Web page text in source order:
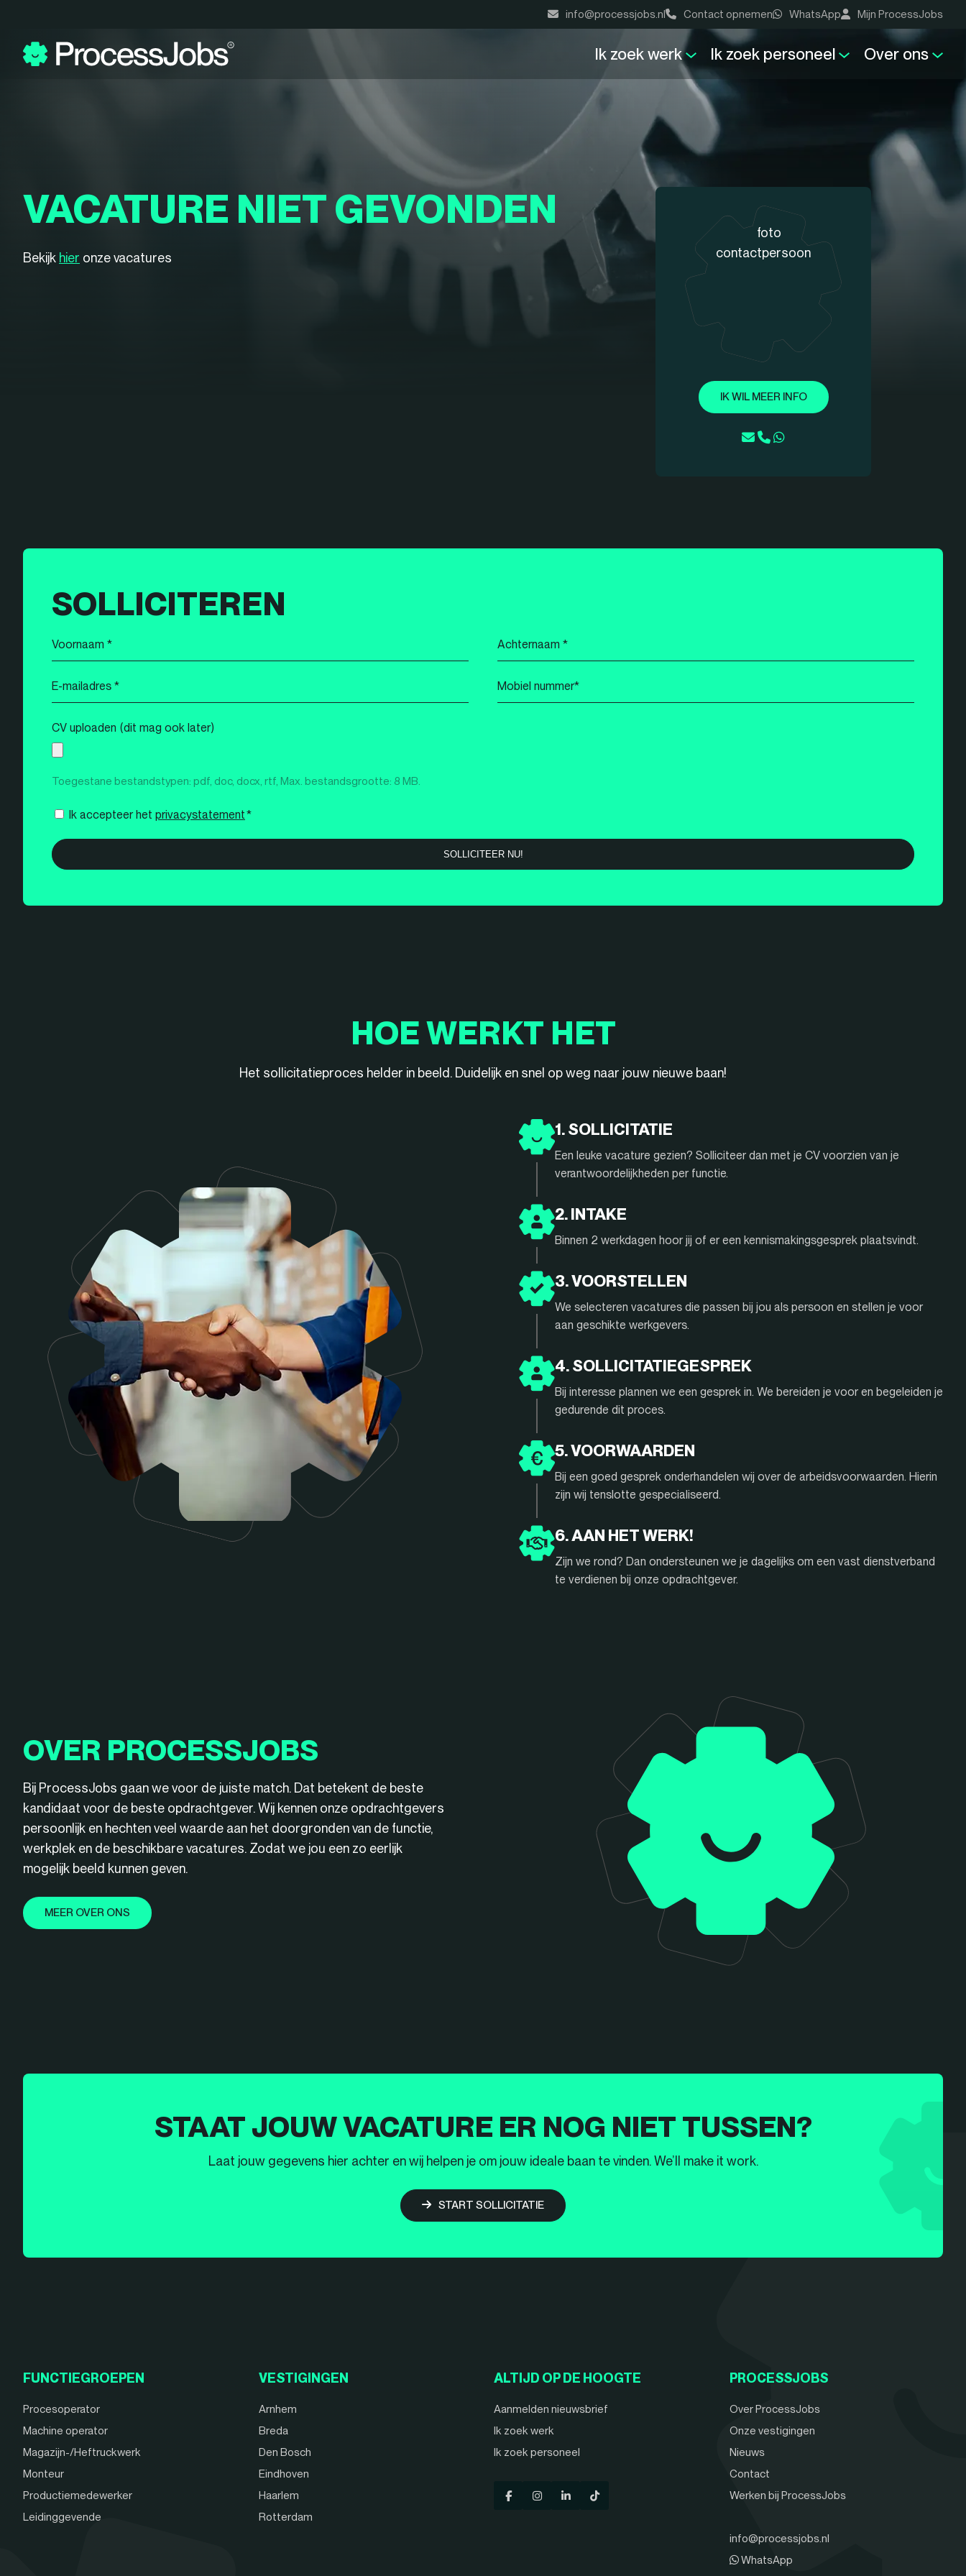
info@processjobs.nl Contact opnemen WhatsApp Mijn ProcessJobs
Ik zoek werk Ik zoek personeel Over ons
VACATURE NIET GEVONDEN
Bekijk hier onze vacatures
IK WIL MEER INFO
SOLLICITEREN
Voornaam
*
Achternaam
*
E-
mailadres
*
Mobiel
nummer
CV uploaden (dit mag ook later)
Toegestane bestandstypen: pdf, doc, docx, rtf, Max. bestandsgrootte: 8 MB.
Instemming
Ik accepteer het privacystatement*
HOE WERKT HET
Het sollicitatieproces helder in beeld. Duidelijk en snel op weg naar jouw nieuwe baan!
1. SOLLICITATIE
Een leuke vacature gezien? Solliciteer dan met je CV voorzien van je
verantwoordelijkheden per functie.
2. INTAKE
Binnen 2 werkdagen hoor jij of er een kennismakingsgesprek plaatsvindt.
3. VOORSTELLEN
We selecteren vacatures die passen bij jou als persoon en stellen je voor
aan geschikte werkgevers.
4. SOLLICITATIEGESPREK
Bij interesse plannen we een gesprek in. We bereiden je voor en begeleiden je
gedurende dit proces.
5. VOORWAARDEN
Bij een goed gesprek onderhandelen wij over de arbeidsvoorwaarden. Hierin
zijn wij tenslotte gespecialiseerd.
6. AAN HET WERK!
Zijn we rond? Dan ondersteunen we je dagelijks om een vast dienstverband
te verdienen bij onze opdrachtgever.
OVER PROCESSJOBS
Bij ProcessJobs gaan we voor de juiste match. Dat betekent de beste
kandidaat voor de beste opdrachtgever. Wij kennen onze opdrachtgevers
persoonlijk en hechten veel waarde aan het doorgronden van de functie,
werkplek en de beschikbare vacatures. Zodat we jou een zo eerlijk
mogelijk beeld kunnen geven.
MEER OVER ONS
STAAT JOUW VACATURE ER NOG NIET TUSSEN?
Laat jouw gegevens hier achter en wij helpen je om jouw ideale baan te vinden. We’ll make it work.
START SOLLICITATIE
FUNCTIEGROEPEN
Procesoperator
Machine operator
Magazijn-/Heftruckwerk
Monteur
Productiemedewerker
Leidinggevende
VESTIGINGEN
Arnhem
Breda
Den Bosch
Eindhoven
Haarlem
Rotterdam
ALTIJD OP DE HOOGTE
Aanmelden nieuwsbrief
Ik zoek werk
Ik zoek personeel
PROCESSJOBS
Over ProcessJobs
Onze vestigingen
Nieuws
Contact
Werken bij ProcessJobs
info@processjobs.nl
WhatsApp